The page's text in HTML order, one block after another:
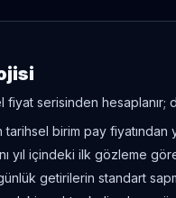
fiyat serisinden
birim pay fiyatından
yıl içindeki ilk gözleme
getirilerin standart